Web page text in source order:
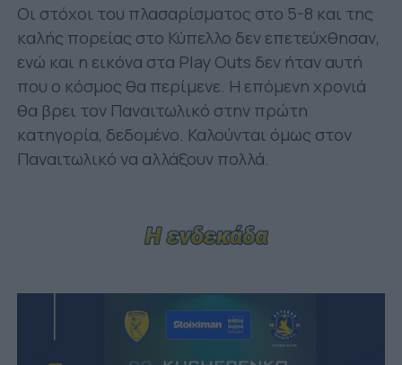
Οι στόχοι του πλασαρίσματος στο 5-8 και της
καλής πορείας στο Κύπελλο δεν επετεύχθησαν,
ενώ και η εικόνα στα Play Outs δεν ήταν αυτή
που ο κόσμος θα περίμενε. Η επόμενη χρονιά
θα βρει τον Παναιτωλικό στην πρώτη
κατηγορία, δεδομένο. Καλούνται όμως στον
Παναιτωλικό να αλλάξουν πολλά.